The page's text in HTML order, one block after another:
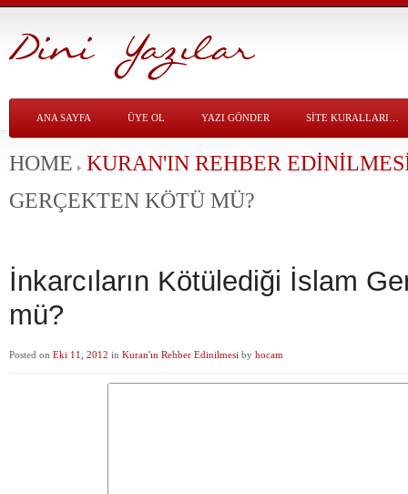
ANA SAYFA ÜYE OL YAZI GÖNDER SITE KURALLARI…
HOME KURAN'IN REHBER
GERÇEKTEN KÖTÜ MÜ?
İnkarcıların Kötülediği İslam
mü?
Posted on Eki 11, 2012 in Kuran'ın Rehber Edinilmesi by hocam